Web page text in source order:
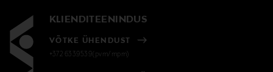
KLIENDITEENINDUS
VÕTKE ÜHENDUST
+372 6339539(pvm/mpm)